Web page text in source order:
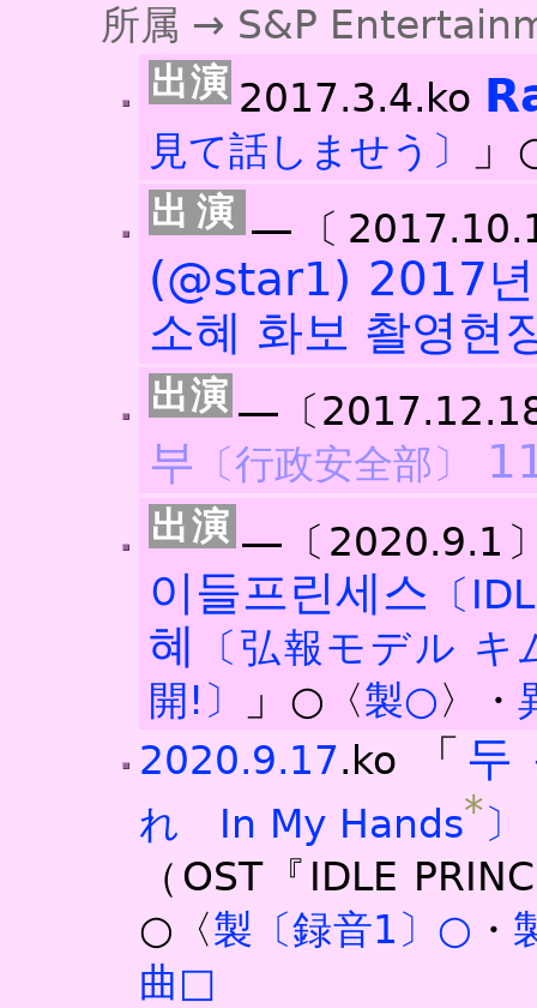
所属 → S&P
2017.3.4.ko
見て話しませう〕 」
―〔
(@star1) 2017
소혜 화보 촬영현
―〔
부 〔行政安全部〕
―〔2020.9.1
이들프린세스 〔
혜
〔弘報モデル
開!〕
」 ○〈製○〉・
2020.9.17.ko 「 두
れ In My Hands*〕
（OST『IDLE
○〈製〔録音1〕○ ・
曲□